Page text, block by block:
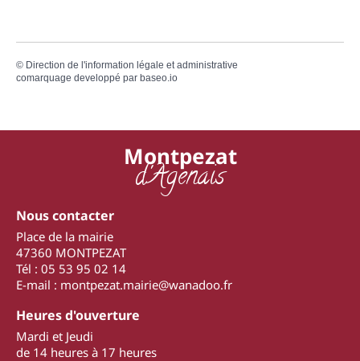
© Direction de l'information légale et administrative
comarquage developpé par baseo.io
Montpezat
d'Agenais
Nous contacter
Place de la mairie
47360 MONTPEZAT
Tél : 05 53 95 02 14
E-mail : montpezat.mairie@wanadoo.fr
Heures d'ouverture
Mardi et Jeudi
de 14 heures à 17 heures